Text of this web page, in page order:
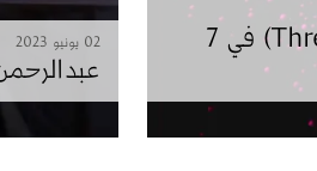
10 ملايين شخص سجلوا في تطبيق ثريدز (Threads) في 7
02 يونيو 2023